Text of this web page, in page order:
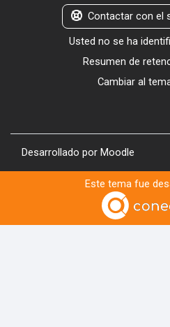
Contactar con el
Usted no se ha
Resumen de
Cambiar al
Desarrollado por Moodle
Este tema fue